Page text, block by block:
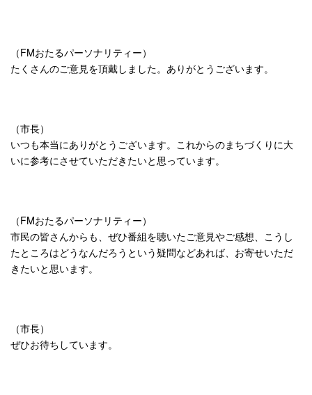
（FMおたるパーソナリティー）
たくさんのご意見を頂戴しました。ありがとうございます。
（市長）
いつも本当にありがとうございます。これからのまちづくりに大
いに参考にさせていただきたいと思っています。
（FMおたるパーソナリティー）
市民の皆さんからも、ぜひ番組を聴いたご意見やご感想、こうし
たところはどうなんだろうという疑問などあれば、お寄せいただ
きたいと思います。
（市長）
ぜひお待ちしています。